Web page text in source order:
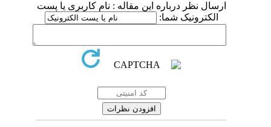
ارسال نظر درباره این مقاله : نام کاربری یا پست
الکترونیک شما: